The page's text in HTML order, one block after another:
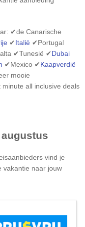
✔de Canarische
✔Italië ✔Portugal
✔Tunesië ✔Dubai
✔Mexico ✔Kaapverdië
mooie
all inclusive deals
vind je
vakantie naar jouw